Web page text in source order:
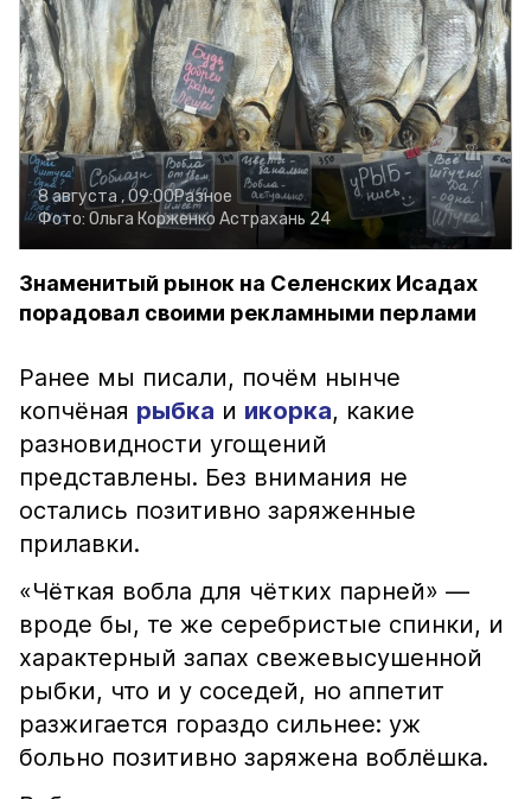
8 августа , 09:00Разное
Фото: Ольга Корженко Астрахань 24
Знаменитый рынок на Селенских Исадах
порадовал своими рекламными перлами
Ранее мы писали, почём нынче
копчёная рыбка и икорка, какие
разновидности угощений
представлены. Без внимания не
остались позитивно заряженные
прилавки.
«Чёткая вобла для чётких парней» —
вроде бы, те же серебристые спинки, и
характерный запах свежевысушенной
рыбки, что и у соседей, но аппетит
разжигается гораздо сильнее: уж
больно позитивно заряжена воблёшка.